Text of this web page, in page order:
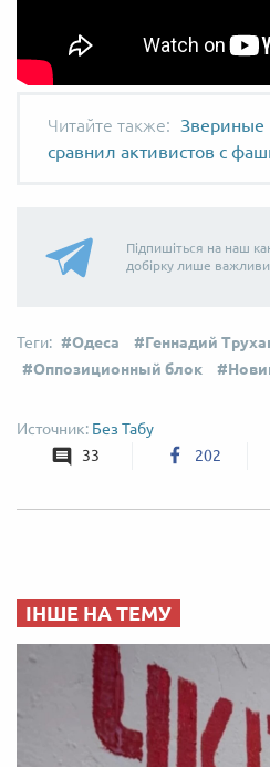
Звериные
сравнил активистов с
Підпишіться на наш
добірку лише
Одеса Геннадий
Оппозиционный блок
Без Табу
33
202
ІНШЕ НА ТЕМУ